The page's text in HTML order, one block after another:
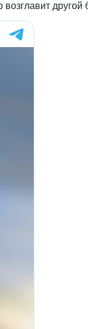
другой